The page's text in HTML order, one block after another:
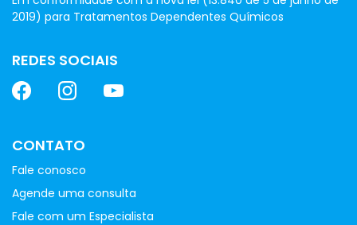
2019) para Tratamentos Dependentes Químicos
REDES SOCIAIS
CONTATO
Fale conosco
Agende uma consulta
Fale com um Especialista